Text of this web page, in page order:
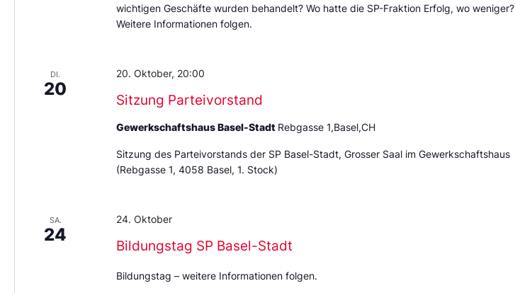
wichtigen Geschäfte wurden behandelt? Wo hatte die SP-Fraktion Erfolg, wo weniger?
Weitere Informationen folgen.
DI.
20
Sitzung Parteivorstand
20. Oktober, 20:00
Gewerkschaftshaus Basel-Stadt Rebgasse 1,Basel,CH
Sitzung des Parteivorstands der SP Basel-Stadt, Grosser Saal im Gewerkschaftshaus
(Rebgasse 1, 4058 Basel, 1. Stock)
SA.
24
Bildungstag SP Basel-Stadt
24. Oktober
Bildungstag – weitere Informationen folgen.